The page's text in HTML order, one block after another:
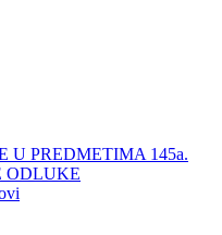
PREDMETIMA 145a.
ODLUKE